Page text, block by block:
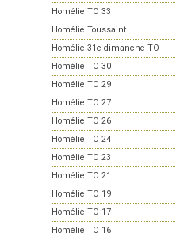
Homélie TO 33
Homélie Toussaint
Homélie 31e dimanche TO
Homélie TO 30
Homélie TO 29
Homélie TO 27
Homélie TO 26
Homélie TO 24
Homélie TO 23
Homélie TO 21
Homélie TO 19
Homélie TO 17
Homélie TO 16